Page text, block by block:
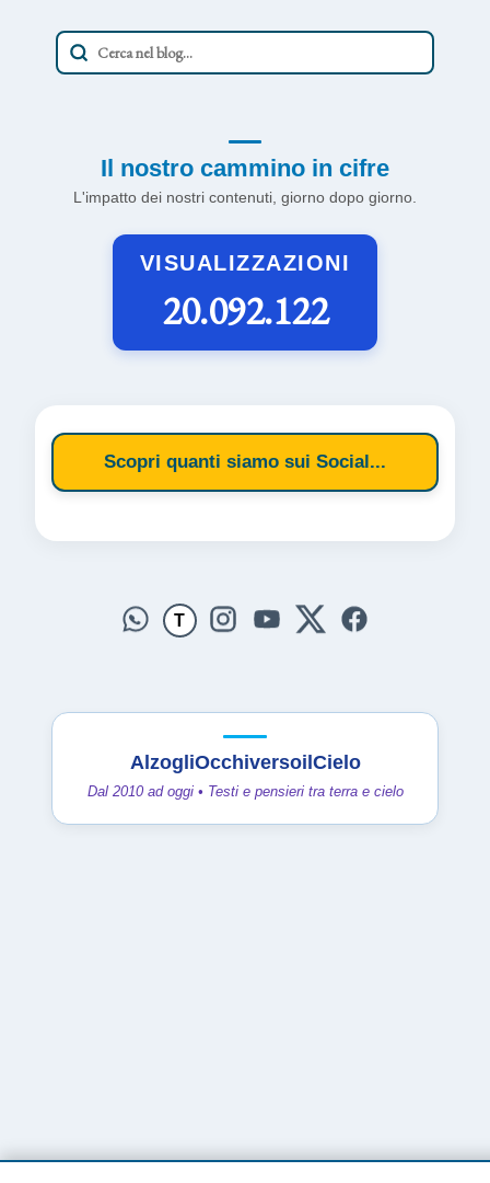
Il nostro cammino in cifre
L'impatto dei nostri contenuti, giorno dopo giorno.
VISUALIZZAZIONI
20.092.122
Scopri quanti siamo sui Social...
T
AlzogliOcchiversoilCielo
Dal 2010 ad oggi • Testi e pensieri tra terra e cielo